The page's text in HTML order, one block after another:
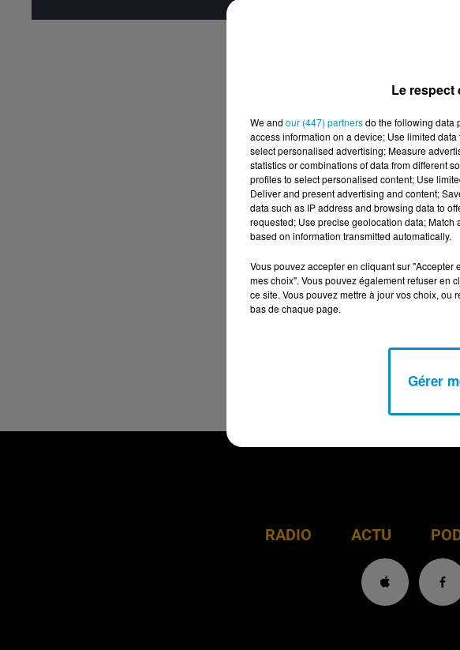
RADIO ACTU
Le respect
We and our (447) partnersdo the following data
access information on a device; Use limited
select personalised advertising; Measure
statistics or combinations of data from different
profiles to select personalised content; Use
Deliver and present advertising and content;
data such as IP address and browsing data to
requested; Use precise geolocation data;
based on information transmitted automatically.
Vous pouvez accepter en cliquant sur
mes choix". Vous pouvez également refuser en
ce site. Vous pouvez mettre à jour vos choix, ou
bas de chaque page.
Gérer